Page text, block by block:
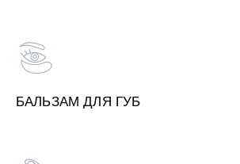
БАЛЬЗАМ ДЛЯ ГУБ